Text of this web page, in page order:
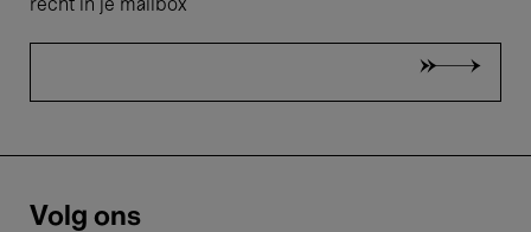
recht in je mailbox
Volg ons